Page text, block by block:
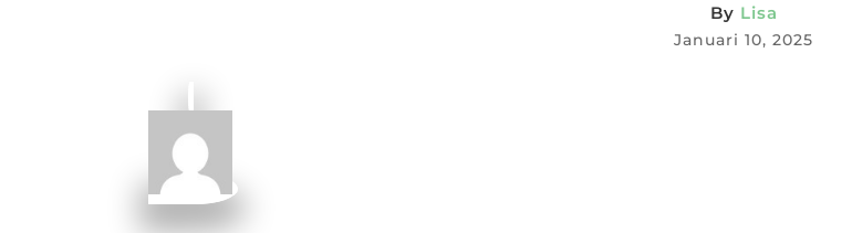
By Lisa
Januari 10, 2025